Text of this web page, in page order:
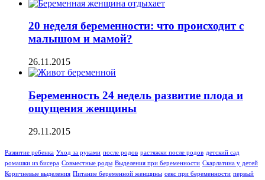
20 неделя беременности: что происходит с
малышом и мамой?
26.11.2015
Беременность 24 недель развитие плода и
ощущения женщины
29.11.2015
Развитие ребенка Уход за руками после родов растяжки после родов детский сад
ромашки из бисера Совместные роды Выделения при беременности Скарлатина у детей
Коричневые выделения Питание беременной женщины секс при беременности первый